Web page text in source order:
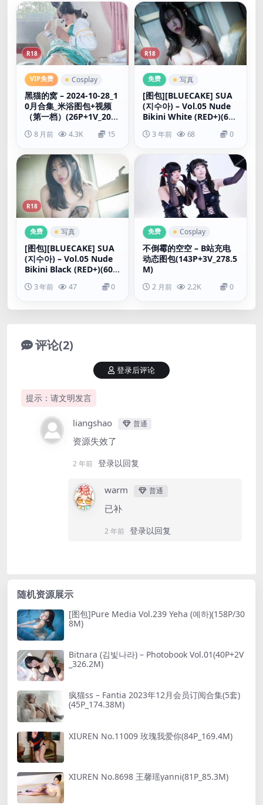
R18
VIP免费 Cosplay
黑猫的窝 – 2024-10-28_1
0月合集_米浴图包+视频
（第一档）(26P+1V_203.
8 月前 4.3K 15
R18
免费 写真
[图包][BLUECAKE] SUA
(지수아) – Vol.05 Nude
Bikini White (RED+)(60
3 年前 68 0
R18
免费 写真
[图包][BLUECAKE] SUA
(지수아) – Vol.05 Nude
Bikini Black (RED+)(60P
3 年前 47 0
免费 Cosplay
不倒霉的空空 – B站充电
动态图包(143P+3V_278.5
M)
2 月前 2.2K 0
评论(2)
提示：请文明发言
登录后评论
liangshao 普通
资源失效了
2 年前 登录以回复
warm 普通
已补
2 年前 登录以回复
随机资源展示
[图包]Pure Media Vol.239 Yeha (예하)(158P/30
8M)
Bitnara (김빛나라) – Photobook Vol.01(40P+2V
_326.2M)
疯猫ss – Fantia 2023年12月会员订阅合集(5套)
(45P_174.38M)
XIUREN No.11009 玫瑰我爱你(84P_169.4M)
XIUREN No.8698 王馨瑶yanni(81P_85.3M)